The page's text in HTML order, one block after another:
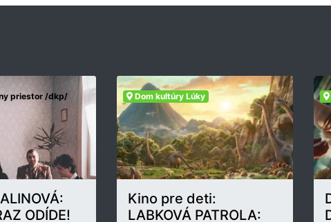
priestor /dkp/
ODÍDE!
Dom kultúry Lúky
Kino pre deti:
LABKOVÁ PATROLA: